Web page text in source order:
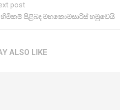
post
පිළිබඳ මහකොමසාරිස් හමුවෙයි
ALSO LIKE